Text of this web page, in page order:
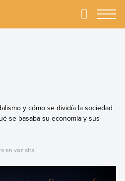
Primary
y cómo se dividía la sociedad
se basaba su economía y sus
en voz alta.